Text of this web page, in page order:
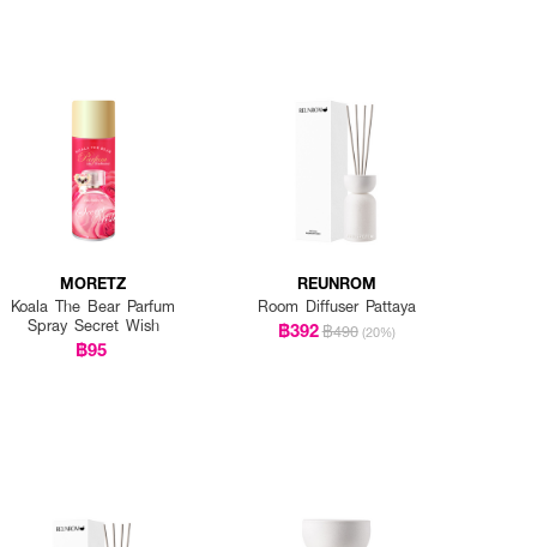
MORETZ
Koala The Bear Parfum
Spray Secret Wish
฿95
REUNROM
Room Diffuser Pattaya
฿392฿490 (20%)